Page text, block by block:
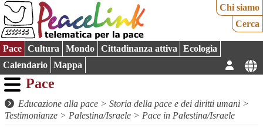
Chi siamo
Cerca
Pace Cultura Mondo Cittadinanza attiva
Ecologia
Calendario
Mappa
Pace
Educazione alla pace >Storia della pace e dei diritti umani >
Testimonianze > Palestina/Israele > Pace in Palestina/Israele